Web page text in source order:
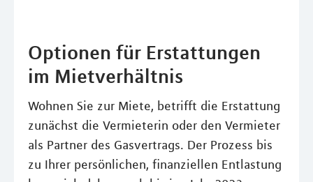
Optionen für Erstattungen
im Mietverhältnis
Wohnen Sie zur Miete, betrifft die Erstattung
zunächst die Vermieterin oder den Vermieter
als Partner des Gasvertrags. Der Prozess bis
zu Ihrer persönlichen, finanziellen Entlastung